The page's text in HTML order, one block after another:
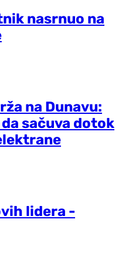
nasrnuo na
na Dunavu:
sačuva dotok
lidera -